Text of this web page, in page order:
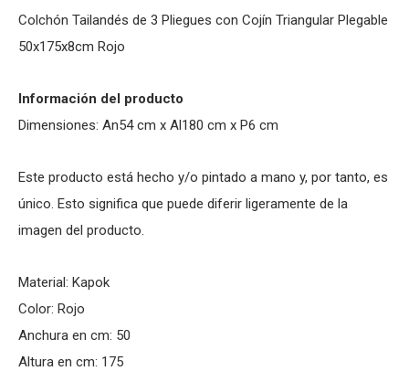
Colchón Tailandés de 3 Pliegues con Cojín Triangular Plegable
50x175x8cm Rojo
Información del producto
Dimensiones: An54 cm x Al180 cm x P6 cm
Este producto está hecho y/o pintado a mano y, por tanto, es
único. Esto significa que puede diferir ligeramente de la
imagen del producto.
Material: Kapok
Color: Rojo
Anchura en cm: 50
Altura en cm: 175